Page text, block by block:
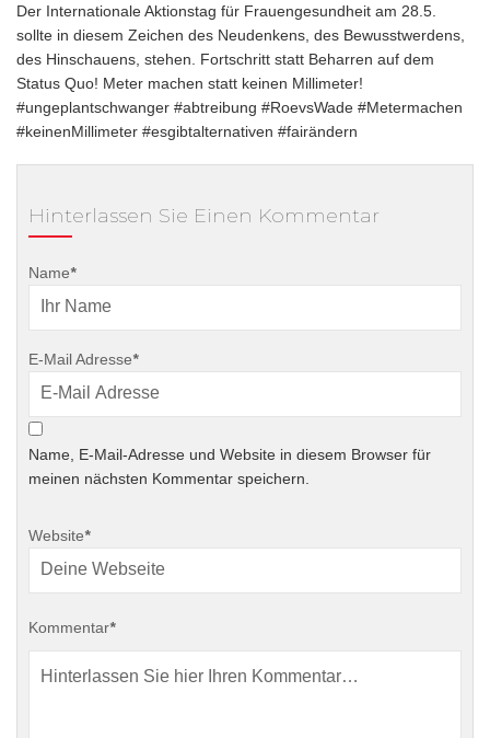
Der Internationale Aktionstag für Frauengesundheit am 28.5.
sollte in diesem Zeichen des Neudenkens, des Bewusstwerdens,
des Hinschauens, stehen. Fortschritt statt Beharren auf dem
Status Quo! Meter machen statt keinen Millimeter!
#ungeplantschwanger #abtreibung #RoevsWade #Metermachen
#keinenMillimeter #esgibtalternativen #fairändern
Hinterlassen Sie Einen Kommentar
Name*
E-Mail Adresse*
Name, E-Mail-Adresse und Website in diesem Browser für
meinen nächsten Kommentar speichern.
Website*
Kommentar*